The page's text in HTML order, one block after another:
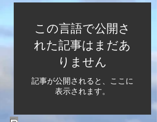
この言語で公開さ
れた記事はまだあ
りません
記事が公開されると、ここに
表示されます。